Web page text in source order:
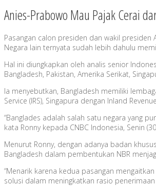
Anies-Prabowo Mau Pajak Cerai
Pasangan calon presiden dan wakil presiden
Negara lain ternyata sudah lebih dahulu
Hal ini diungkapkan oleh analis senior
Bangladesh, Pakistan, Amerika Serikat,
Ia menyebutkan, Bangladesh memiliki
Service (IRS), Singapura dengan Inland
“Banglades adalah salah satu negara yang
kata Ronny kepada CNBC Indonesia, Senin
Menurut Ronny, dengan adanya badan
Bangladesh dalam pembentukan NBR
“Menarik karena kedua pasangan
solusi dalam meningkatkan rasio